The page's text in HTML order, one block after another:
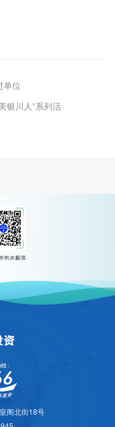
单位
银川人”系列活
阁北街18号